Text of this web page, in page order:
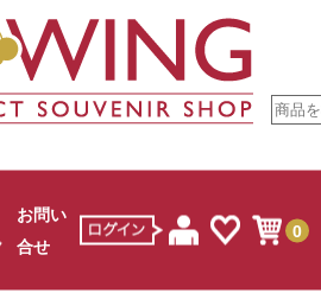
お問い
合せ
0